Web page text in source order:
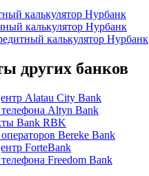
калькулятор Нурбанк
калькулятор Нурбанк
калькулятор Нурбанк
других банков
Alatau City Bank
Altyn Bank
Bank RBK
Bereke Bank
ForteBank
Freedom Bank